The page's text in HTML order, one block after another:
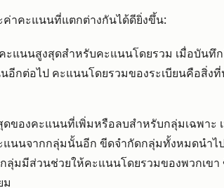
ค่าคะแนนที่แตกต่างกันได้ดียิ่งขึ้น:
ะแนนสูงสุดสำหรับคะแนนโดยรวม เมื่อบันทึ
กต่อไป คะแนนโดยรวมของระเบียนคือสิ่งที่
ดของคะแนนที่เพิ่มหรือลบสำหรับกลุ่มเฉพาะ
แนนจากกลุ่มนั้นอีก ขีดจำกัดกลุ่มทั้งหมดนำไ
ลุ่มมีส่วนช่วยให้คะแนนโดยรวมของพวกเขา
ม